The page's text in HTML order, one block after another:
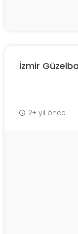
İzmir
2+ yıl önce